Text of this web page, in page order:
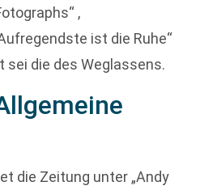
,
ist die Ruhe“
sei die des Weglassens.
die Zeitung unter „Andy